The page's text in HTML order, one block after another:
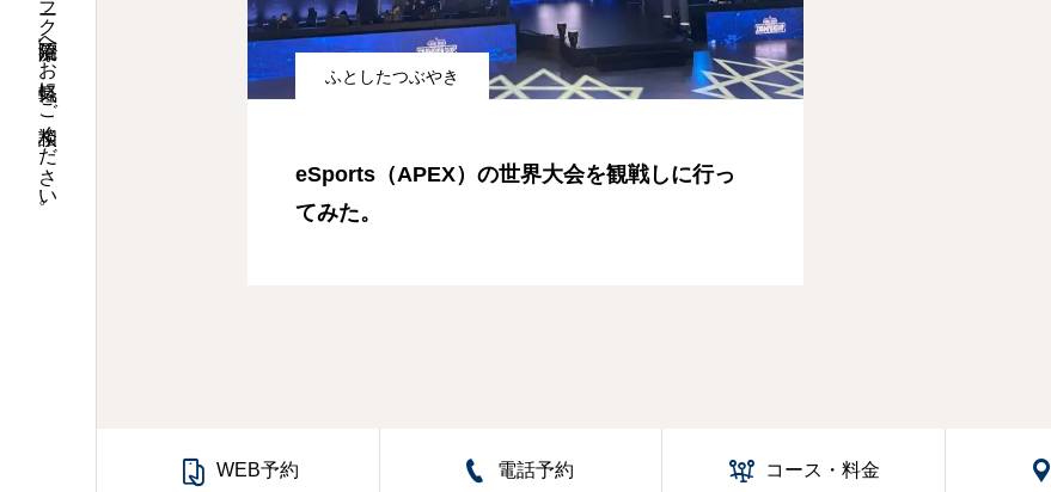
ふとしたつぶやき
eSports（APEX）の世界大会を観戦しに行っ
てみた。
 WEB予約 電話予約  コース・料金